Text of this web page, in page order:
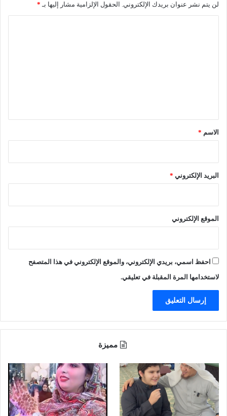
لن يتم نشر عنوان بريدك الإلكتروني. الحقول الإلزامية مشار إليها بـ *
*الاسم *
البريد الإلكتروني *
الموقع الإلكتروني
احفظ اسمي، بريدي الإلكتروني، والموقع الإلكتروني في هذا المتصفح
لاستخدامها المرة المقبلة في تعليقي.
مميزة